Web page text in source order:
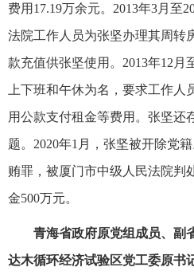
费用17.19万余元。2013年3月至
法院工作人员为张坚办理其周转
款充值供张坚使用。2013年12月
上下班和午休为名，要求工作
用公款支付租金等费用。张坚还
题。2020年1月，张坚被开除党
贿罪，被厦门市中级人民法院判
金500万元。
青海省政府原党组成员、副
达木循环经济试验区党工委原书